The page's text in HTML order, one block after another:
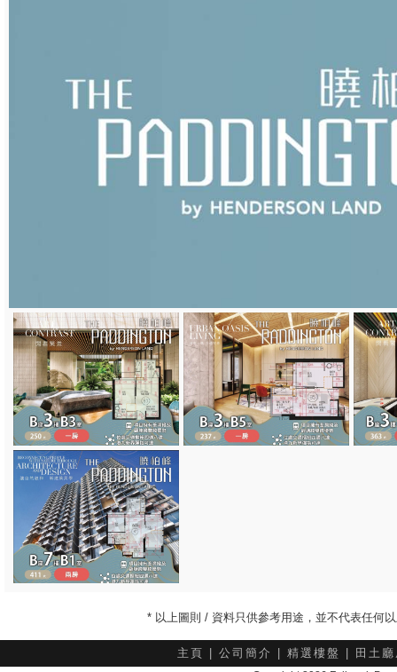
* 以上圖則 / 資料只供參考用途，並不代表任何
主頁 公司簡介 精選樓盤 田土